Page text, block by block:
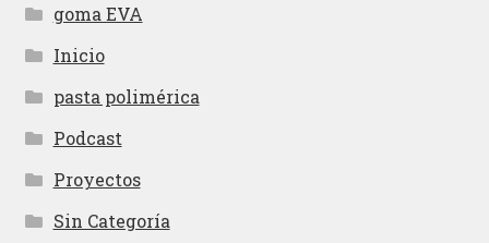
goma EVA
Inicio
pasta polimérica
Podcast
Proyectos
Sin Categoría